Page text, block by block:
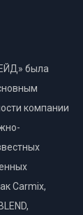
была
компании
Carmix,